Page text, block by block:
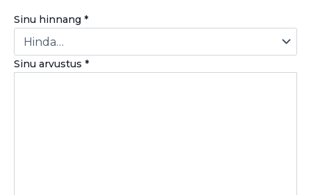
Sinu hinnang *
Sinu arvustus *